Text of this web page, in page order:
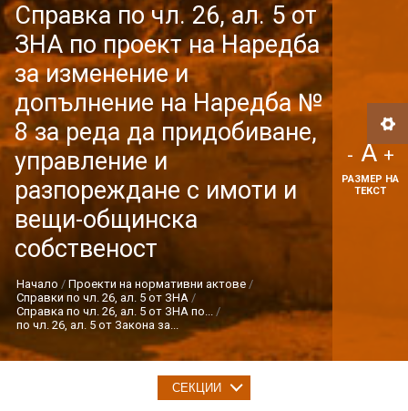
Справка по чл. 26, ал. 5 от
ЗНА по проект на Наредба
за изменение и
допълнение на Наредба №
8 за реда да придобиване,
управление и
разпореждане с имоти и
вещи-общинска
собственост
Начало
Проекти на нормативни актове
Справки по чл. 26, ал. 5 от ЗНА
Справка по чл. 26, ал. 5 от ЗНА по...
по чл. 26, ал. 5 от Закона за...
- A+
РАЗМЕР НА
ТЕКСТ
СЕКЦИИ